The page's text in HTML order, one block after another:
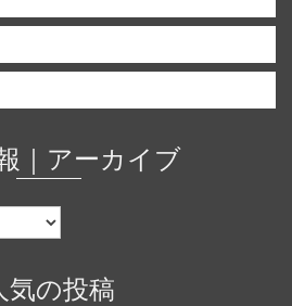
｜アーカイブ
気の投稿